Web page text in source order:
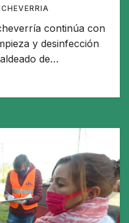
continúa con
y desinfección
de…